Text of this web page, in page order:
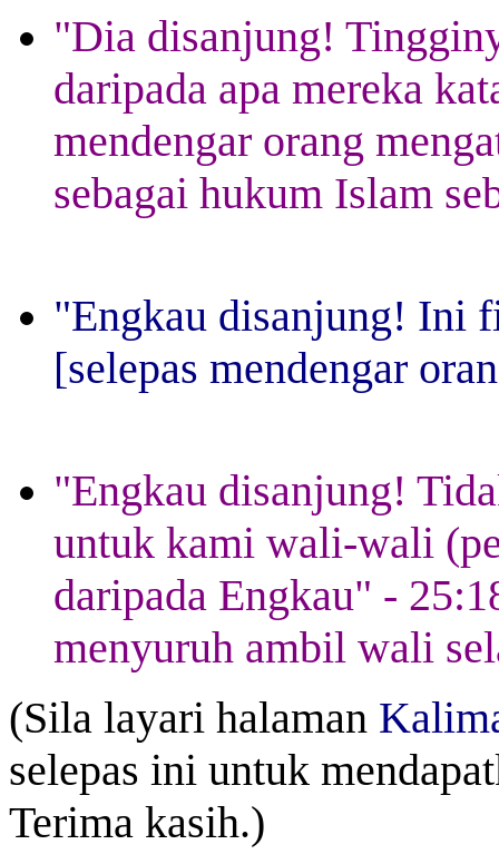
"Dia disanjung!
daripada apa mereka
mendengar orang
sebagai hukum Islam
"Engkau disanjung! Ini
[selepas mendengar
"Engkau disanjung!
untuk kami wali-wali
daripada Engkau" -
menyuruh ambil wali
(Sila layari halaman
selepas ini untuk
Terima kasih.)